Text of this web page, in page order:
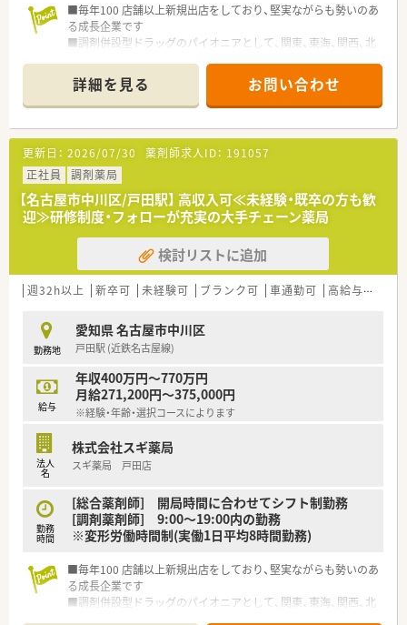
■毎年100 店舗以上新規出店をしており、堅実ながらも勢いのあ
る成長企業です
■調剤併設型ドラッグのパイオニアとして、関東、東海、関西、北
■研修制度は様々なプランがあり、集合研修だけでなく任意で受
講可能な研修も幅広く用意されています
■店舗で活躍する従業員、社外で活躍する従業員、将来経営幹部
となる従業員など、薬剤師として様々な活躍ができるフィールド
を用意されています
■総合薬剤師・調剤薬剤師（土日休み・19時までの勤務）どちらか
の働き方を選択できます
■調剤併設型だけでなく「医療モール・クリニック併設店舗」「敷
地内薬局」「訪問調剤特化型店舗」など様々な店舗を運営してい
ます
■在宅医療にも積極的取り組んでおり「訪問調剤特化型店舗」を
50店舗以上、無菌調剤室は業界最多の51店舗設置しています
■「プラチナくるみん認定企業」「健康経営優良法人2023（大規模
法人部門）認定」等を取得し一人ひとりが働きやすい環境が整備
■充実した研修制度、人事制度、評価制度、キャリア支援制度等
があるのも特徴です
詳細を見る お問い合わせ
更新日： 2026/07/30 薬剤師求人ID： 191057
正社員
調剤薬局
【名古屋市中川区/戸田駅】 高収入可≪未経験・既卒の方も歓
迎≫研修制度・フォローが充実の大手チェーン薬局
検討リストに追加
週32h以上 新卒可 未経験可 ブランク可 車通勤可 高給与(600万円以上)
勤務地
愛知県 名古屋市中川区
戸田駅 (近鉄名古屋線)
給与
年収400万円～770万円
月給271,200円～375,000円
※経験・年齢・選択コースによります
法人
名
株式会社スギ薬局
スギ薬局 戸田店
勤務
時間
[総合薬剤師] 開局時間に合わせてシフト制勤務
[調剤薬剤師] 9:00～19:00内の勤務
※変形労働時間制(実働1日平均8時間勤務)
■毎年100 店舗以上新規出店をしており、堅実ながらも勢いのあ
る成長企業です
■調剤併設型ドラッグのパイオニアとして、関東、東海、関西、北